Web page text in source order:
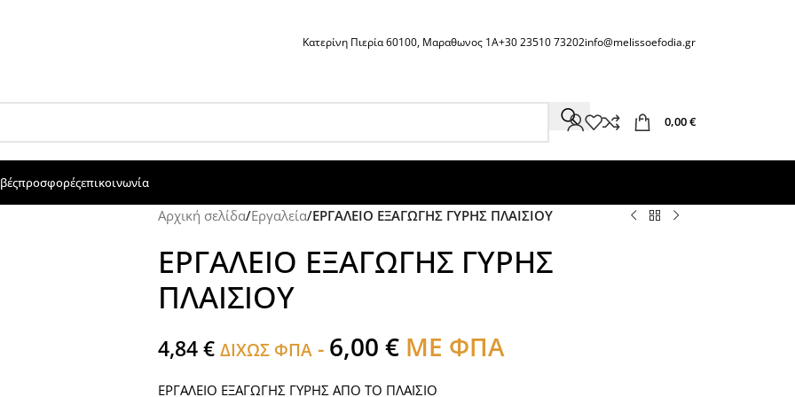
Κατερίνη Πιερία 60100, Μαραθωνος 1Α+30 23510 73202info@melissoefodia.gr
0,00€
προσφορέςεπικοινωνία
Αρχική σελίδα/Εργαλεία/ΕΡΓΑΛΕΙΟ ΕΞΑΓΩΓΗΣ ΓΥΡΗΣ ΠΛΑΙΣΙΟΥ
ΕΡΓΑΛΕΙΟ ΕΞΑΓΩΓΗΣ ΓΥΡΗΣ
ΠΛΑΙΣΙΟΥ
4,84€ ΔΙΧΩΣ ΦΠΑ- 6,00 €ΜΕ ΦΠΑ
ΕΡΓΑΛΕΙΟ ΕΞΑΓΩΓΗΣ ΓΥΡΗΣ ΑΠΟ ΤΟ ΠΛΑΙΣΙΟ